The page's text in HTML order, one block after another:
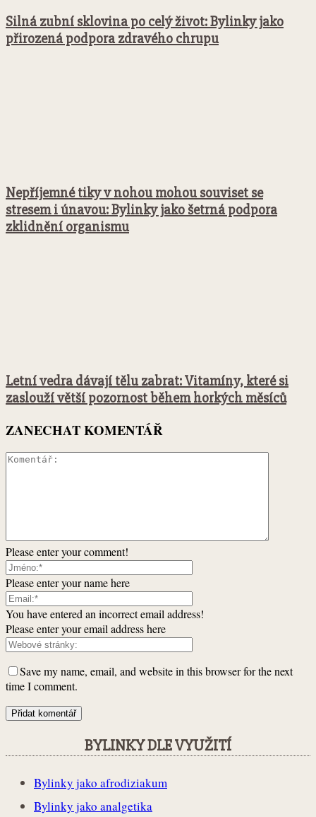
Silná zubní sklovina po celý život: Bylinky jako
přirozená podpora zdravého chrupu
Nepříjemné tiky v nohou mohou souviset se
stresem i únavou: Bylinky jako šetrná podpora
zklidnění organismu
Letní vedra dávají tělu zabrat: Vitamíny, které si
zaslouží větší pozornost během horkých měsíců
ZANECHAT KOMENTÁŘ
Please enter your comment!
Please enter your name here
You have entered an incorrect email address!
Please enter your email address here
Save my name, email, and website in this browser for the next
time I comment.
BYLINKY DLE VYUŽITÍ
Bylinky jako afrodiziakum
Bylinky jako analgetika